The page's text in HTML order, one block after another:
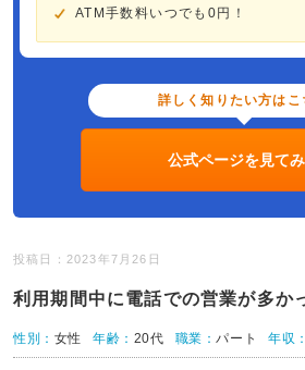
ATM手数料いつでも0円！
詳しく知りたい方はこ
公式ページを見て
投稿日：2023年7月26日
利用期間中に電話での営業が多か
性別： 女性 年齢： 20代 職業：パート 年収：